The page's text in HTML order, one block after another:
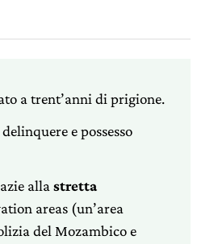
a trent’anni di prigione.
e possesso
alla stretta
areas (un’area
del Mozambico e